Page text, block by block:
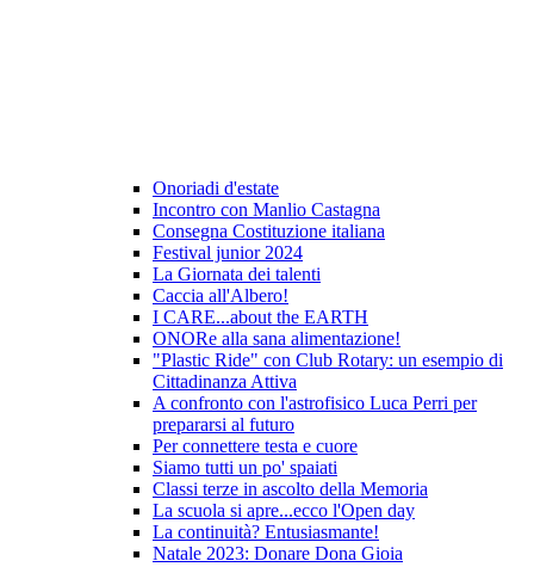
Onoriadi d'estate
Incontro con Manlio Castagna
Consegna Costituzione italiana
Festival junior 2024
La Giornata dei talenti
Caccia all'Albero!
I CARE...about the EARTH
ONORe alla sana alimentazione!
"Plastic Ride" con Club Rotary: un esempio di
Cittadinanza Attiva
A confronto con l'astrofisico Luca Perri per
prepararsi al futuro
Per connettere testa e cuore
Siamo tutti un po' spaiati
Classi terze in ascolto della Memoria
La scuola si apre...ecco l'Open day
La continuità? Entusiasmante!
Natale 2023: Donare Dona Gioia